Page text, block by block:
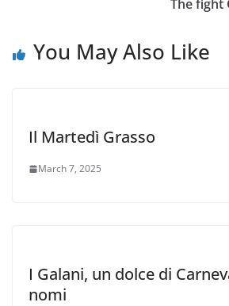
The fight
You May Also Like
Il Martedì Grasso
March 7, 2025
I Galani, un dolce di
nomi